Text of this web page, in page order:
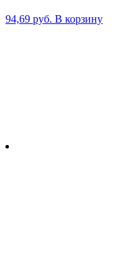
94,69 руб. В корзину